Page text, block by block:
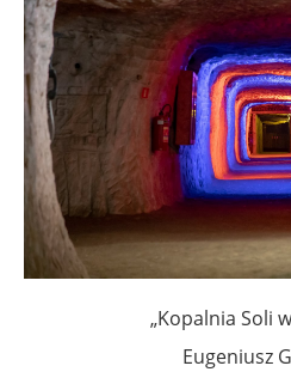
„Kopalnia Soli
Eugeniusz